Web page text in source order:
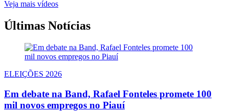
Veja mais vídeos
Últimas Notícias
ELEIÇÕES 2026
Em debate na Band, Rafael Fonteles promete 100
mil novos empregos no Piauí